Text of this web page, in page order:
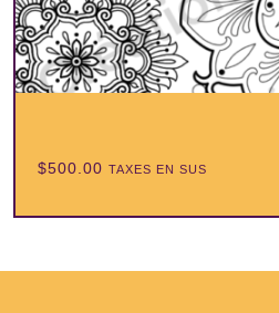
$500.00 TAXES EN SUS